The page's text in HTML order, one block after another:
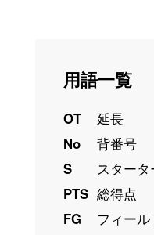
用語一覧
OT
延長
No
背番号
S
スタータ
PTS 総得点
FG
フィー